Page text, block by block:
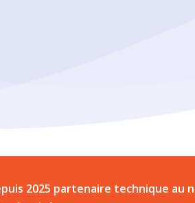
2025 partenaire technique au